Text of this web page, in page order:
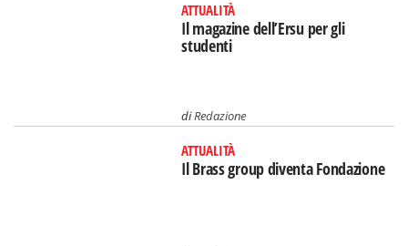
ATTUALITÀ
Il magazine dell’Ersu per gli
studenti
diRedazione
ATTUALITÀ
Il Brass group diventa Fondazione